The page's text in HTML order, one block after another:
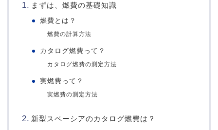
まずは、燃費の基礎知識
燃費とは？
燃費の計算方法
カタログ燃費って？
カタログ燃費の測定方法
実燃費って？
実燃費の測定方法
新型スペーシアのカタログ燃費は？